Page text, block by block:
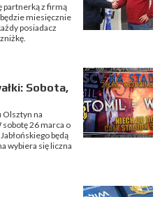
partnerką z firmą
miesięcznie
posiadacz
Sobota,
Olsztyn na
26 marca o
będą
wybiera się liczna